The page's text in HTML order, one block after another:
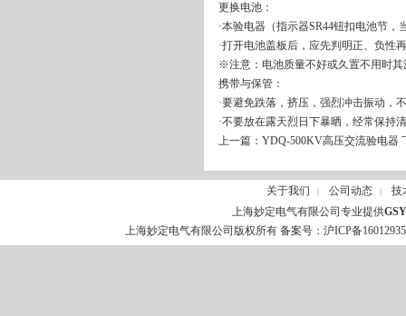
更换电池：
·本验电器（指示器SR44钮扣电池节
·打开电池盖板后，应先判明正、负性
※注意：电池质量不好或久置不用时其
携带与保管：
·要避免跌落，挤压，强烈冲击振动，
·不要放在露天烈日下暴晒，经常保持
上一篇： YDQ-500KV高压交流验电器
关于我们 | 公司动态 |
技
上海妙定电气有限公司专业提供
上海妙定电气有限公司版权所有 备案号： 沪ICP备